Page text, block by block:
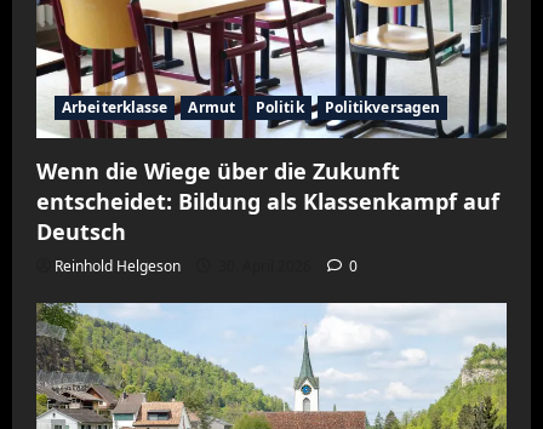
Arbeiterklasse Armut Politik Politikversagen
Wenn die Wiege über die Zukunft
entscheidet: Bildung als Klassenkampf auf
Deutsch
Reinhold Helgeson 0